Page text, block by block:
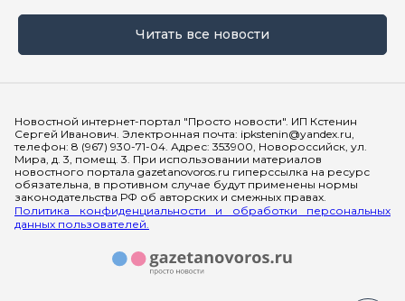
Читать все новости
Новостной интернет-портал "Просто новости". ИП Кстенин
Сергей Иванович. Электронная почта: ipkstenin@yandex.ru,
телефон: 8 (967) 930-71-04. Адрес: 353900, Новороссийск, ул.
Мира, д. 3, помещ. 3. При использовании материалов
новостного портала gazetanovoros.ru гиперссылка на ресурс
обязательна, в противном случае будут применены нормы
законодательства РФ об авторских и смежных правах.
Политика конфиденциальности и обработки персональных
данных пользователей.